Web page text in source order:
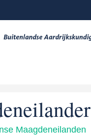
Maagdeneilanden